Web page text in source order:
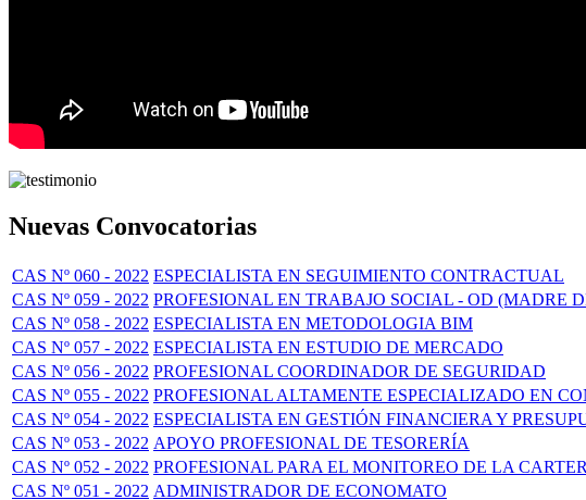
Nuevas Convocatorias
CAS Nº 060 - 2022 ESPECIALISTA EN SEGUIMIENTO CONTRACTUAL
CAS Nº 059 - 2022 PROFESIONAL EN TRABAJO SOCIAL - OD (MADRE
CAS Nº 058 - 2022 ESPECIALISTA EN METODOLOGIA BIM
CAS Nº 057 - 2022 ESPECIALISTA EN ESTUDIO DE MERCADO
CAS Nº 056 - 2022 PROFESIONAL COORDINADOR DE SEGURIDAD
CAS Nº 055 - 2022 PROFESIONAL ALTAMENTE ESPECIALIZADO EN
CAS Nº 054 - 2022 ESPECIALISTA EN GESTIÓN FINANCIERA Y
CAS Nº 053 - 2022 APOYO PROFESIONAL DE TESORERÍA
CAS Nº 052 - 2022 PROFESIONAL PARA EL MONITOREO DE LA
CAS Nº 051 - 2022 ADMINISTRADOR DE ECONOMATO